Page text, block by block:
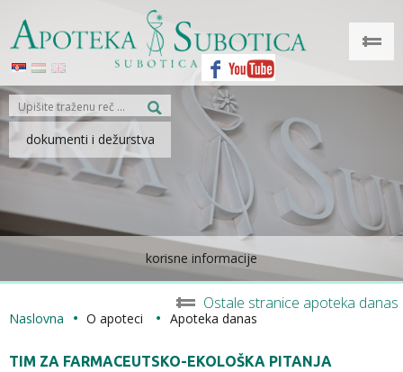
dokumenti i dežurstva
korisne informacije
Ostale stranice apoteka danas
Naslovna O apoteci Apoteka danas
TIM ZA FARMACEUTSKO-EKOLOŠKA PITANJA